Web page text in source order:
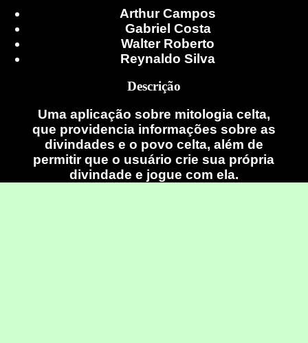
Arthur Campos
Gabriel Costa
Walter Roberto
Reynaldo Silva
Descrição
Uma aplicação sobre mitologia celta,
que providencia informações sobre as
divindades e o povo celta, além de
permitir que o usuário crie sua própria
divindade e jogue com ela.